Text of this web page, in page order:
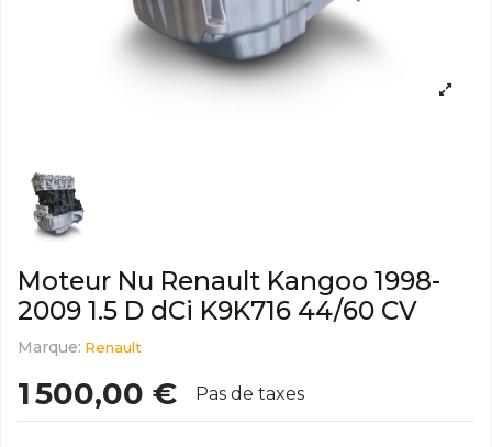
Moteur Nu Renault Kangoo 1998-
2009 1.5 D dCi K9K716 44/60 CV
Marque: Renault
1 500,00 € Pas de taxes